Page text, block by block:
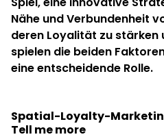
Nähe und Verbundenheit
deren Loyalität zu
spielen die beiden
eine entscheidende Rolle.
Spatial-Loyalty-
Tell me more